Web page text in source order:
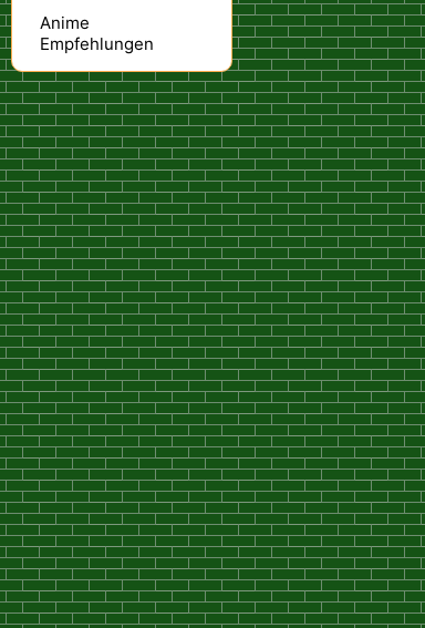
Anime
Empfehlungen